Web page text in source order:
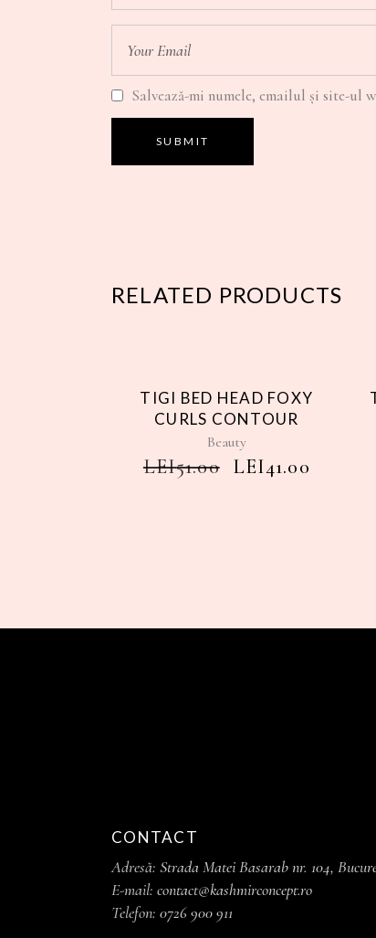
Salvează-mi numele, emailul și site-ul
RELATED PRODUCTS
Sale
TIGI BED HEAD FOXY
CURLS CONTOUR
Beauty
LEI51.00 LEI41.00
CONTACT
Adresă: Strada Matei Basarab nr. 104,
E-mail: contact@kashmirconcept.ro
Telefon: 0726 900 911